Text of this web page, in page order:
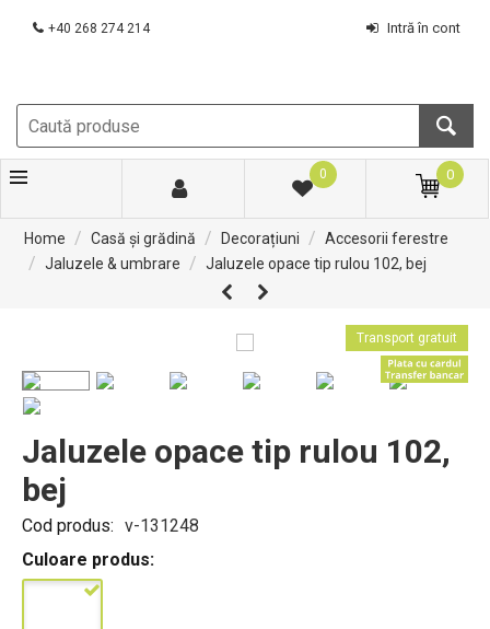
+40 268 274 214 Intră în cont
0 0
Home / Casă și grădină / Decorațiuni / Accesorii ferestre
/ Jaluzele & umbrare / Jaluzele opace tip rulou 102, bej
Transport gratuit
Jaluzele opace tip rulou 102,
bej
Cod produs: v-131248
Culoare produs: